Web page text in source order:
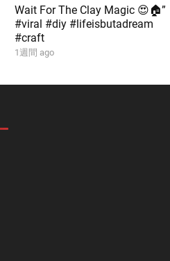
Wait For The Clay Magic 😍🏠”
#viral #diy #lifeisbutadream
#craft
1週間 ago